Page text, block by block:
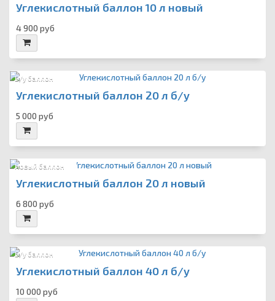
Углекислотный баллон 10 л новый
4 900 руб
Б/у баллон
Углекислотный баллон 20 л б/у
5 000 руб
Новый баллон
Углекислотный баллон 20 л новый
6 800 руб
Б/у баллон
Углекислотный баллон 40 л б/у
10 000 руб